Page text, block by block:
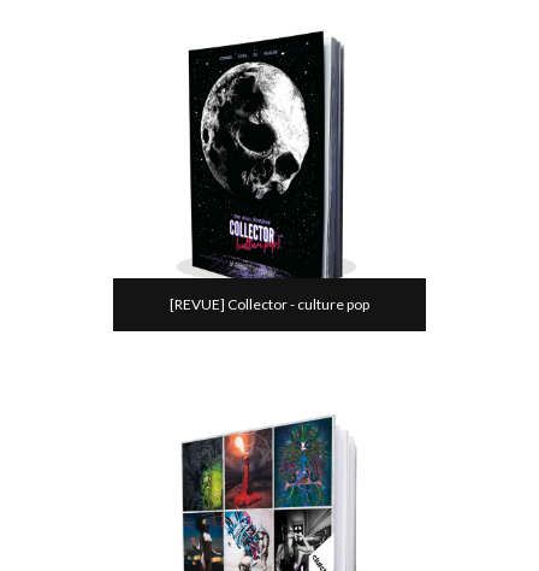
[REVUE] Collector - culture pop